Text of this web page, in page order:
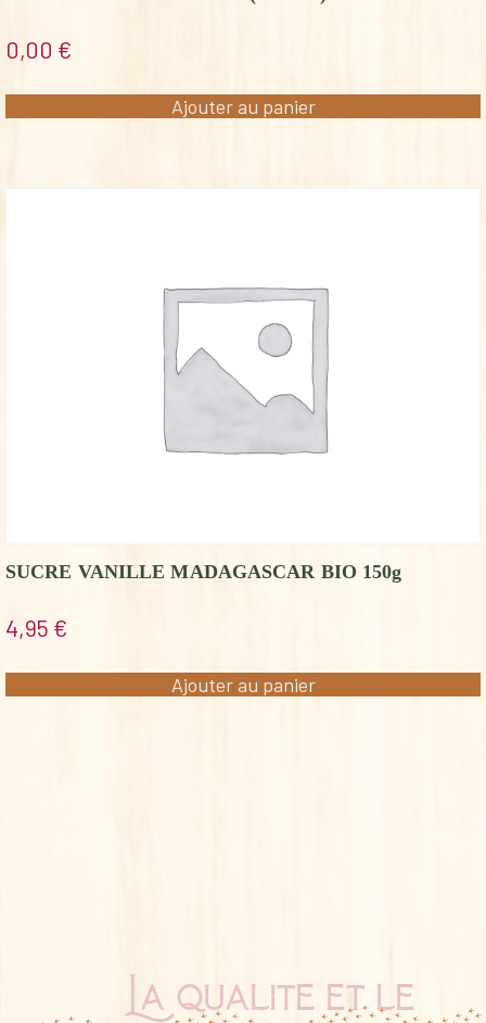
0,00 €
Ajouter au panier
SUCRE VANILLE MADAGASCAR BIO 150g
4,95 €
Ajouter au panier
La qualité et le